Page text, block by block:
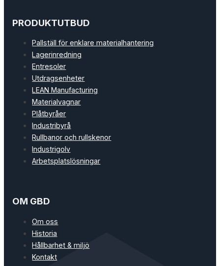
PRODUKTUTBUD
Pallställ för enklare materialhantering
Lagerinredning
Entresoler
Utdragsenheter
LEAN Manufacturing
Materialvagnar
Plåtbyråer
Industribyrå
Rullbanor och rullskenor
Industrigolv
Arbetsplatslösningar
OM GBD
Om oss
Historia
Hållbarhet & miljö
Kontakt